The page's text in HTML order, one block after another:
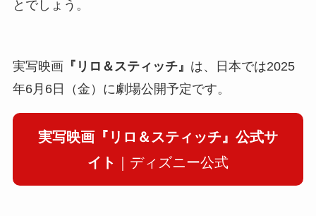
とでしょう。
実写映画 『リロ＆スティッチ』 は、日本では2025
年6月6日（金）に劇場公開予定です。
実写映画『リロ＆スティッチ』公式サ
イト ｜ディズニー公式